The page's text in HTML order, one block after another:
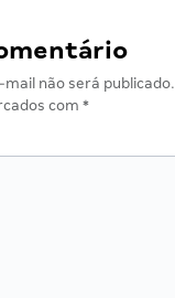
não será publicado.
com *